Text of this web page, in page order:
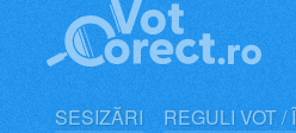
SESIZĂRI REGULI VOT